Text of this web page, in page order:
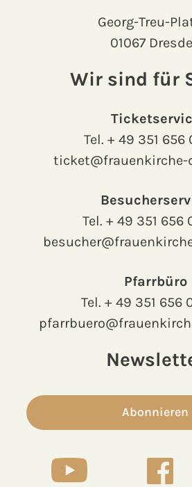
Georg-Treu-
01067
Wir sind für
Tel. + 49 351 656
ticket@frauenkirche-
Tel. + 49 351 656
Pfarrbüro
Tel. + 49 351 656
Abonnieren